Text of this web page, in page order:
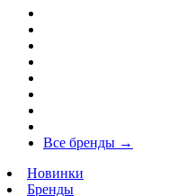
Все бренды →
Новинки
Бренды